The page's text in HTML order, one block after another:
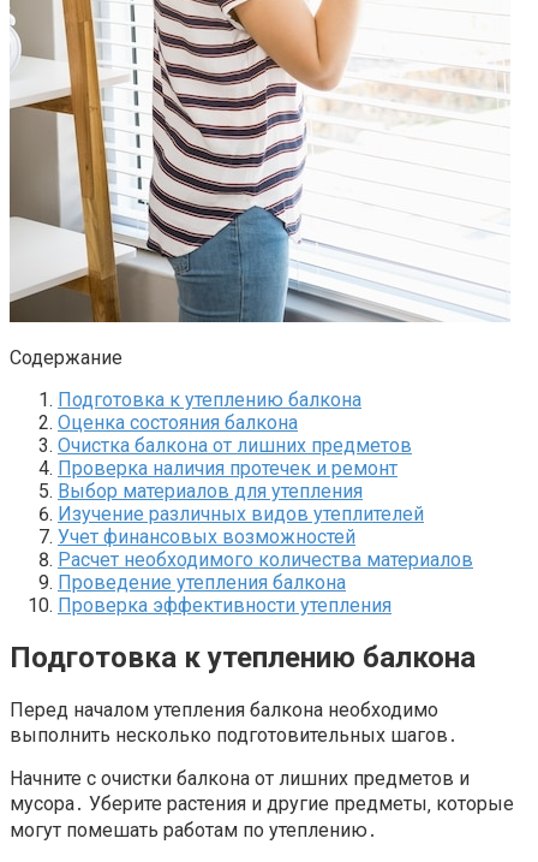
Содержание
Подготовка к утеплению балкона
Оценка состояния балкона
Очистка балкона от лишних предметов
Проверка наличия протечек и ремонт
Выбор материалов для утепления
Изучение различных видов утеплителей
Учет финансовых возможностей
Расчет необходимого количества материалов
Проведение утепления балкона
Проверка эффективности утепления
Подготовка к утеплению балкона
Перед началом утепления балкона необходимо
выполнить несколько подготовительных шагов․
Начните с очистки балкона от лишних предметов и
мусора․ Уберите растения и другие предметы‚ которые
могут помешать работам по утеплению․